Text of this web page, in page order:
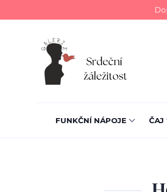
FUNKČNÍ NÁPOJE ČAJ